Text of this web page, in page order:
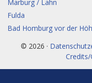
Marburg / Lahn
Fulda
Bad Homburg vor der
© 2026 ·
Credits/